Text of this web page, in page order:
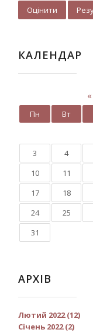
КАЛЕНДАР
«
Пн Вт
3
4
10
11
17
18
24
25
31
АРХІВ
Лютий 2022 (12)
Січень 2022 (2)